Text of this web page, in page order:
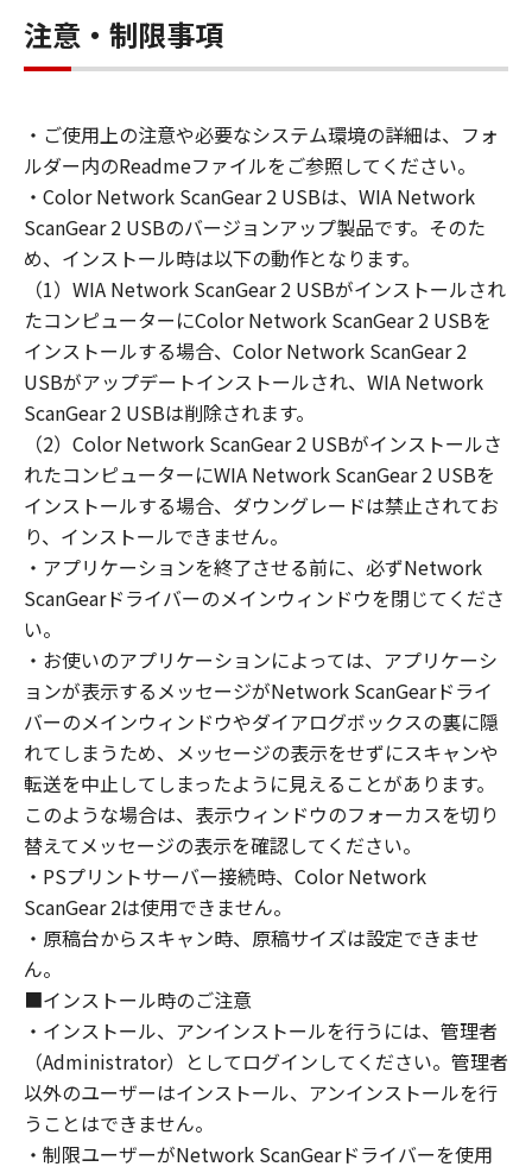
ること、またはコンピューターにおいて表示す
ること、アクセスすること、もしくは実行する
ことのいずれも含むものとします。）するため
お客様は、また「指定機器」にネットワークを
通じて接続されたコンピューター上で、かかる
コンピューターの使用者に対して「本ソフトウ
ェア」を使用させることができますが、かかる
コンピューターの使用者に本契約書上の義務お
よび条件を遵守させるとともに、その履行に関
し全責任を負うことを条件とします。
(2) お客様は、上記(1)に基づいて「本ソフトウ
ェア」を使用するためのバックアップとして、
「本ソフトウェア」を１部、複製することがで
きます。
(3) 上記(1)および(2)に定める場合を除き、キヤ
ノンまたはキヤノンのライセンサーのいかなる
知的財産権も、明示たると黙示たるとを問わ
ず、本契約書によってお客様に譲渡あるいは許
諾されるものではありません。
(1) お客様は、再使用許諾、譲渡、販売、頒
布、リースもしくは貸与その他の方法により、
第三者に「本ソフトウェア」を使用させること
はできません。
(2) お客様は、「本ソフトウェア」の全部また
は一部を修正、改変、逆コンパイル、逆アセン
ブル、その他リバースエンジニアリング等する
ことはできません。また第三者にこのような行
為をさせてはなりません。
３．著作権表示
ノンまたはキヤノンのライセンサーの著作権表
示を変更し、除去しもしくは削除してはなりま
せん。
４．所有権
「本ソフトウェア」に係る権原および所有権
は、その内容によりキヤノンまたはキヤノンの
注意・制限事項
・ご使用上の注意や必要なシステム環境の詳細は、フォ
ルダー内のReadmeファイルをご参照してください。
・Color Network ScanGear 2 USBは、WIA Network
ScanGear 2 USBのバージョンアップ製品です。そのた
め、インストール時は以下の動作となります。
（1）WIA Network ScanGear 2 USBがインストールされ
たコンピューターにColor Network ScanGear 2 USBを
インストールする場合、Color Network ScanGear 2
USBがアップデートインストールされ、WIA Network
ScanGear 2 USBは削除されます。
（2）Color Network ScanGear 2 USBがインストールさ
れたコンピューターにWIA Network ScanGear 2 USBを
インストールする場合、ダウングレードは禁止されてお
り、インストールできません。
・アプリケーションを終了させる前に、必ずNetwork
ScanGearドライバーのメインウィンドウを閉じてくださ
い。
・お使いのアプリケーションによっては、アプリケーシ
ョンが表示するメッセージがNetwork ScanGearドライ
バーのメインウィンドウやダイアログボックスの裏に隠
れてしまうため、メッセージの表示をせずにスキャンや
転送を中止してしまったように見えることがあります。
このような場合は、表示ウィンドウのフォーカスを切り
替えてメッセージの表示を確認してください。
・PSプリントサーバー接続時、Color Network
ScanGear 2は使用できません。
・原稿台からスキャン時、原稿サイズは設定できませ
ん。
■インストール時のご注意
・インストール、アンインストールを行うには、管理者
（Administrator）としてログインしてください。管理者
以外のユーザーはインストール、アンインストールを行
うことはできません。
・制限ユーザーがNetwork ScanGearドライバーを使用